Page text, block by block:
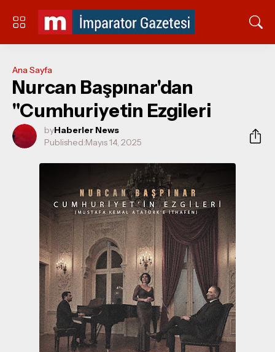
Ana Sayfa
Nurcan Başpınar'dan
"Cumhuriyetin Ezgileri
byHaberler News
Published:Mayıs 14, 2025